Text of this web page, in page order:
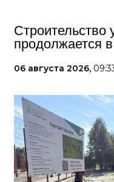
Строительство
продолжается
06 августа 2026,